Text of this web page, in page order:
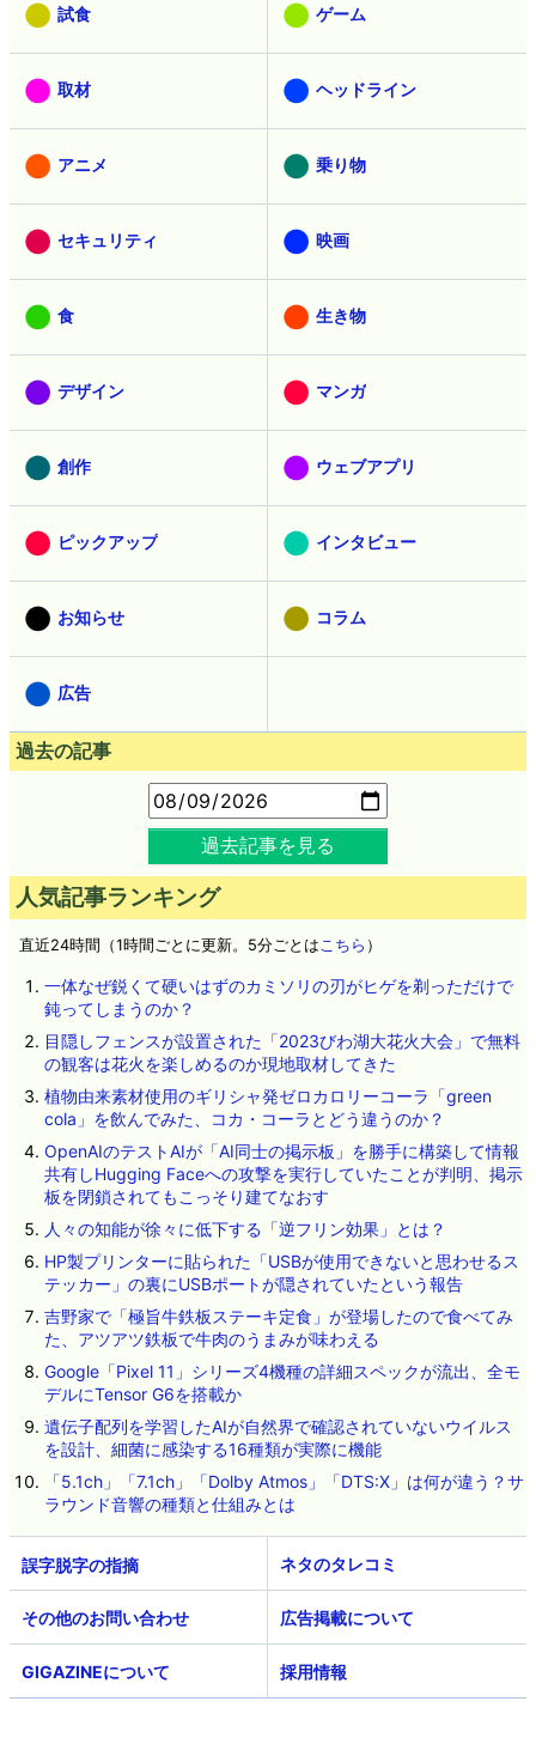
試食 ゲーム
取材 ヘッドライン
アニメ 乗り物
セキュリティ 映画
食 生き物
デザイン マンガ
創作 ウェブアプリ
ピックアップ インタビュー
お知らせ コラム
広告
過去の記事
過去記事を見る
人気記事ランキング
直近24時間（1時間ごとに更新。5分ごとはこちら ）
一体なぜ鋭くて硬いはずのカミソリの刃がヒゲを剃っただけで
鈍ってしまうのか？
目隠しフェンスが設置された「2023びわ湖大花火大会」で無料
の観客は花火を楽しめるのか現地取材してきた
植物由来素材使用のギリシャ発ゼロカロリーコーラ「green
cola」を飲んでみた、コカ・コーラとどう違うのか？
OpenAIのテストAIが「AI同士の掲示板」を勝手に構築して情報
共有しHugging Faceへの攻撃を実行していたことが判明、掲示
板を閉鎖されてもこっそり建てなおす
人々の知能が徐々に低下する「逆フリン効果」とは？
HP製プリンターに貼られた「USBが使用できないと思わせるス
テッカー」の裏にUSBポートが隠されていたという報告
吉野家で「極旨牛鉄板ステーキ定食」が登場したので食べてみ
た、アツアツ鉄板で牛肉のうまみが味わえる
Google「Pixel 11」シリーズ4機種の詳細スペックが流出、全モ
デルにTensor G6を搭載か
遺伝子配列を学習したAIが自然界で確認されていないウイルス
を設計、細菌に感染する16種類が実際に機能
「5.1ch」「7.1ch」「Dolby Atmos」「DTS:X」は何が違う？サ
ラウンド音響の種類と仕組みとは
ネタのタレコミ
その他のお問い合わせ 広告掲載について
GIGAZINEについて 採用情報